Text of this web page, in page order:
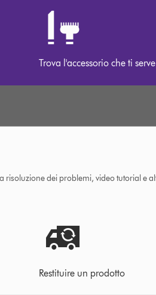
Trova l'accessorio che ti serve
risoluzione dei problemi, video tutorial e
Restituire un prodotto